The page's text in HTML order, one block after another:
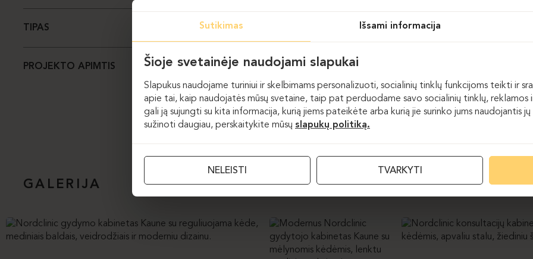
TIPAS Sveikatingumo įstaiga
PROJEKTO APIMTIS
,,Nordclinic“ nuo šiol paslaugas teikia estetiškumu pasižyminčioje, modernioje,
darbuotojo ir jo kliento poreikius atitinkančioje aplinkoje. Kupinos šviesos erdvės
baldais bei jaukumo teikiančiu medžiu.
GALERIJA
Sutikimas Išsami informacija
Šioje svetainėje naudojami slapukai
Slapukus naudojame turiniui ir skelbimams personalizuoti, socialinių tinklų funkcijoms teikti ir
apie tai, kaip naudojatės mūsų svetaine, taip pat perduodame savo socialinių tinklų, reklamos
gali ją sujungti su kita informacija, kurią jiems pateikėte arba kurią jie surinko jums naudojantis
sužinoti daugiau, perskaitykite mūsų slapukų politiką.
NELEISTI TVARKYTI